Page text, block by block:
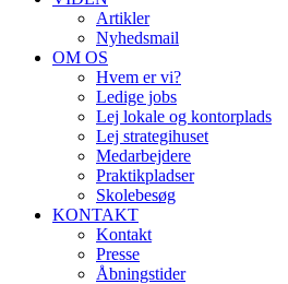
Artikler
Nyhedsmail
OM OS
Hvem er vi?
Ledige jobs
Lej lokale og kontorplads
Lej strategihuset
Medarbejdere
Praktikpladser
Skolebesøg
KONTAKT
Kontakt
Presse
Åbningstider